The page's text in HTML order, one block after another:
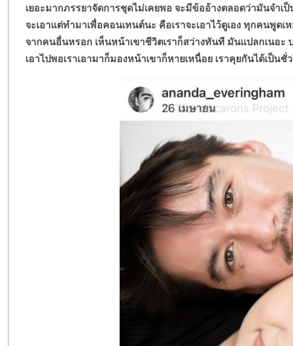
เยอะมากภรรยาจัดการชุดไม่เคยพอ จะมีข้ออ้างตลอดว่ามันจำเ
จะเอาแต่ทำมาเพื่อคอนเทนต์นะ คือเราจะเอาไว้ดูเอง ทุกคนพู
จากคนอื่นหรอก เห็นหน้าเขาชีวิตเราก็สว่างทันที มันแปลกเนอะ
เอาไปพอเราเอามาก็มองหน้าเขาก็หายเหนื่อย เราคุยกันได้เป็นชั่